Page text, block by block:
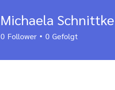
Michaela Schnittke
0 Follower 0 Gefolgt